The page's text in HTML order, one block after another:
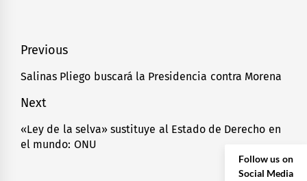
Navegación
de
entradas
Previous
Previous
Salinas Pliego buscará la Presidencia contra Morena
Next
Next
post:
«Ley de la selva» sustituye al Estado de Derecho en
el mundo: ONU
Follow us on
Social Media